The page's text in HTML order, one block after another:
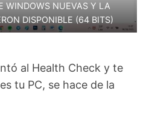
WINDOWS NUEVAS Y LA
DISPONIBLE (64 BITS)
al Health Check y te
tu PC, se hace de la